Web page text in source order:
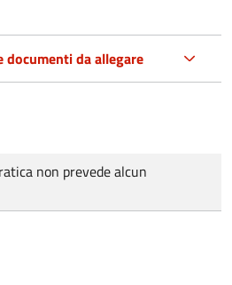
documenti da allegare
non prevede alcun